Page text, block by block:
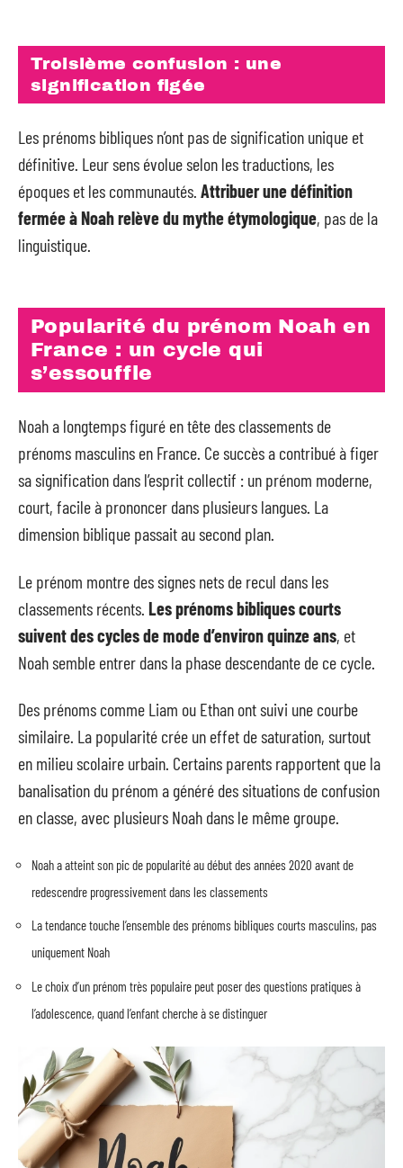
Troisième confusion : une
signification figée
Les prénoms bibliques n’ont pas de signification unique et
définitive. Leur sens évolue selon les traductions, les
époques et les communautés. Attribuer une définition
fermée à Noah relève du mythe étymologique, pas de la
linguistique.
Popularité du prénom Noah en
France : un cycle qui
s’essouffle
Noah a longtemps figuré en tête des classements de
prénoms masculins en France. Ce succès a contribué à figer
sa signification dans l’esprit collectif : un prénom moderne,
court, facile à prononcer dans plusieurs langues. La
dimension biblique passait au second plan.
Le prénom montre des signes nets de recul dans les
classements récents. Les prénoms bibliques courts
suivent des cycles de mode d’environ quinze ans, et
Noah semble entrer dans la phase descendante de ce cycle.
Des prénoms comme Liam ou Ethan ont suivi une courbe
similaire. La popularité crée un effet de saturation, surtout
en milieu scolaire urbain. Certains parents rapportent que la
banalisation du prénom a généré des situations de confusion
en classe, avec plusieurs Noah dans le même groupe.
Noah a atteint son pic de popularité au début des années 2020 avant de
redescendre progressivement dans les classements
La tendance touche l’ensemble des prénoms bibliques courts masculins, pas
uniquement Noah
Le choix d’un prénom très populaire peut poser des questions pratiques à
l’adolescence, quand l’enfant cherche à se distinguer